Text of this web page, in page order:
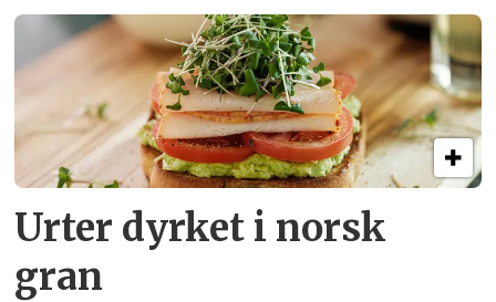
Urter dyrket i norsk
gran